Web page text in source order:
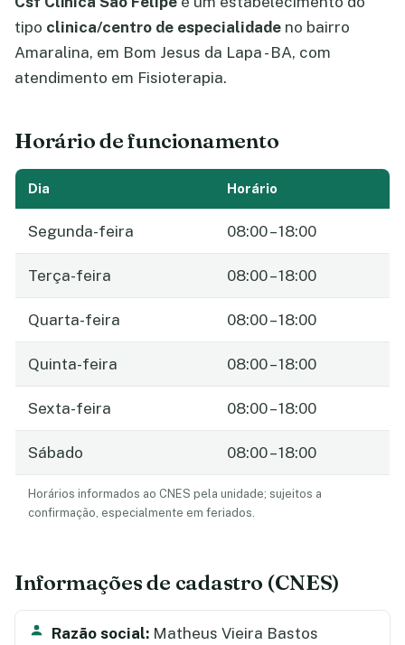
tipo clinica/centro de especialidade no bairro
Amaralina, em Bom Jesus da Lapa - BA, com
atendimento em Fisioterapia.
Horário de funcionamento
Dia Horário
Segunda-feira 08:00 – 18:00
Terça-feira 08:00 – 18:00
Quarta-feira 08:00 – 18:00
Quinta-feira 08:00 – 18:00
Sexta-feira 08:00 – 18:00
Sábado 08:00 – 18:00
Horários informados ao CNES pela unidade; sujeitos a
confirmação, especialmente em feriados.
Informações de cadastro (CNES)
Razão social: Matheus Vieira Bastos